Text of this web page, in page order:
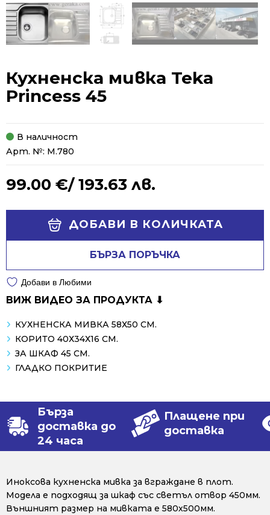
Кухненска мивка Teka
Princess 45
В наличност
Арт. №: М.780
99.00 €/ 193.63 лв.
ДОБАВИ В КОЛИЧКАТА
БЪРЗА ПОРЪЧКА
Добави в Любими
ВИЖ ВИДЕО ЗА ПРОДУКТА ⬇
КУХНЕНСКА МИВКА 58Х50 СМ.
КОРИТО 40Х34Х16 СМ.
ЗА ШКАФ 45 СМ.
ГЛАДКО ПОКРИТИЕ
Бърза
доставка до
24 часа
Плащене при
доставка
Иноксова кухненска мивка за вграждане в плот.
Модела е подходящ за шкаф със светъл отвор 450мм.
Външният размер на мивката е 580х500мм.